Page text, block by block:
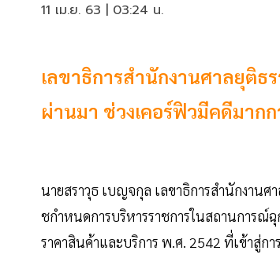
11 เม.ย. 63 | 03:24 น.
เลขาธิการสำนักงานศาลยุติ
ผ่านมา ช่วงเคอร์ฟิวมีคดีมาก
นายสราวุธ เบญจกุล เลขาธิการสำนักงาน
ชกําหนดการบริหารราชการในสถานการ
ราคาสินค้าและบริการ พ.ศ. 2542 ที่เข้าสู่